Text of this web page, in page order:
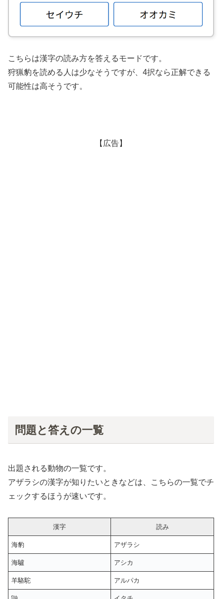
こちらは漢字の読み方を答えるモードです。
狩猟豹を読める人は少なそうですが、4択なら正解できる
可能性は高そうです。
【広告】
問題と答えの一覧
出題される動物の一覧です。
アザラシの漢字が知りたいときなどは、こちらの一覧でチ
ェックするほうが速いです。
漢字 読み
海豹 アザラシ
海驢 アシカ
羊駱駝 アルパカ